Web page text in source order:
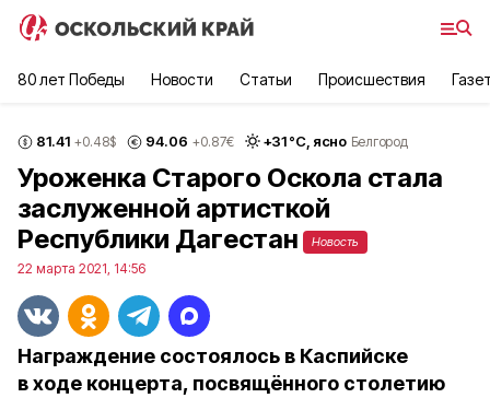
80 лет Победы Новости Статьи Происшествия
81.41 +0.48$ 94.06 +0.87€ +31°С, ясно Белгород
Уроженка Старого Оскола стала
заслуженной артисткой
Республики Дагестан
Новость
22 марта 2021, 14:56
Награждение состоялось в Каспийске
в ходе концерта, посвящённого столетию